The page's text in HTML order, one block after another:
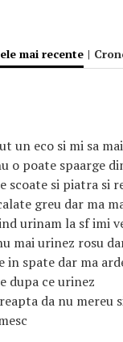
mai recente |
un eco si mi sa
o poate spaarge
scoate si piatra si
greu dar ma
urinam la sf imi
mai urinez rosu
spate dar ma
dupa ce urinez
da nu mereu